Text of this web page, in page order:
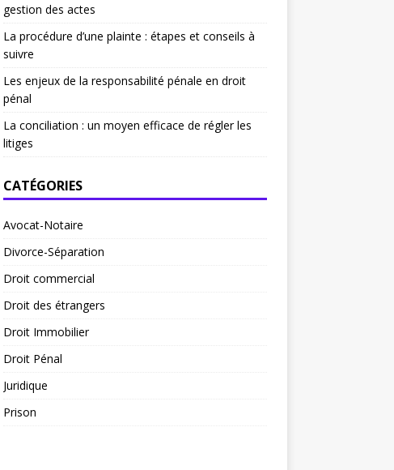
gestion des actes
La procédure d’une plainte : étapes et conseils à
suivre
Les enjeux de la responsabilité pénale en droit
pénal
La conciliation : un moyen efficace de régler les
litiges
CATÉGORIES
Avocat-Notaire
Divorce-Séparation
Droit commercial
Droit des étrangers
Droit Immobilier
Droit Pénal
Juridique
Prison